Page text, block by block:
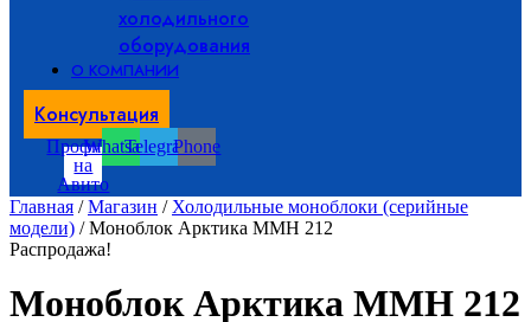
холодильного
оборудования
О КОМПАНИИ
Консультация
Профиль
на
Авито
WhatsappTelegramPhone
Главная /Магазин / Холодильные моноблоки (серийные
модели) / Моноблок Арктика ММН 212
Распродажа!
Моноблок Арктика ММН 212